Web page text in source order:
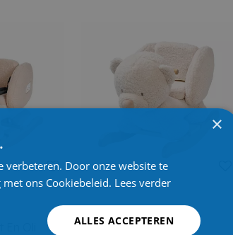
Nattou
Nattou Teddy
×
verbeteren. Door onze website te
ons Cookiebeleid. Lees verder
ALLES ACCEPTEREN